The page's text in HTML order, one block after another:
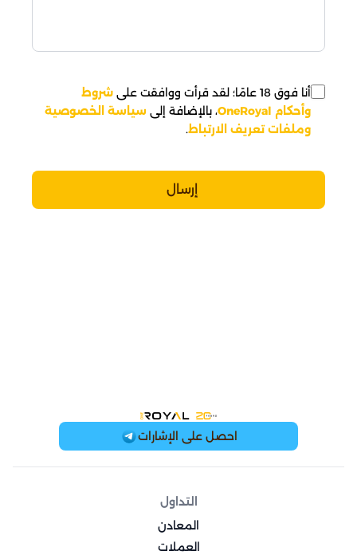
أنا فوق 18 عامًا؛ لقد قرأت ووافقت على
شروط
وأحكام OneRoyal
، بالإضافة إلى سياسة الخصوصية
وملفات تعريف الارتباط.
إرسال
OneRoyal Home
احصل على الإشارات
التداول
المعادن
العملات